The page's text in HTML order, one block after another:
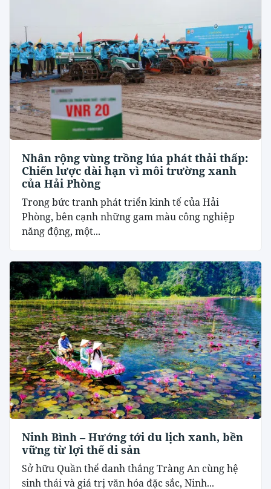
Nhân rộng vùng trồng lúa phát thải thấp:
Chiến lược dài hạn vì môi trường xanh
của Hải Phòng
Trong bức tranh phát triển kinh tế của Hải
Phòng, bên cạnh những gam màu công nghiệp
năng động, một...
Ninh Bình – Hướng tới du lịch xanh, bền
vững từ lợi thế di sản
Sở hữu Quần thể danh thắng Tràng An cùng hệ
sinh thái và giá trị văn hóa đặc sắc, Ninh...